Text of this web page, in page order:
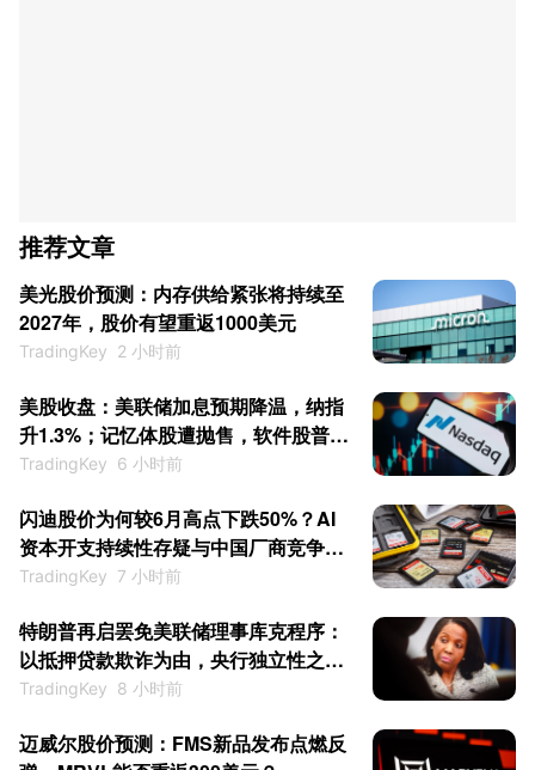
推荐文章
美光股价预测：内存供给紧张将持续至
2027年，股价有望重返1000美元
TradingKey 2 小时前
美股收盘：美联储加息预期降温，纳指
升1.3%；记忆体股遭抛售，软件股普
涨；SpaceX暴升15.83%
TradingKey 6 小时前
闪迪股价为何较6月高点下跌50%？AI
资本开支持续性存疑与中国厂商竞争力
提升
TradingKey 7 小时前
特朗普再启罢免美联储理事库克程序：
以抵押贷款欺诈为由，央行独立性之争
再度升级
TradingKey 8 小时前
迈威尔股价预测：FMS新品发布点燃反